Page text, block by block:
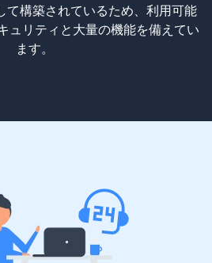
構築されているため、利用可能
ュリティと大量の機能を備えてい
ます。